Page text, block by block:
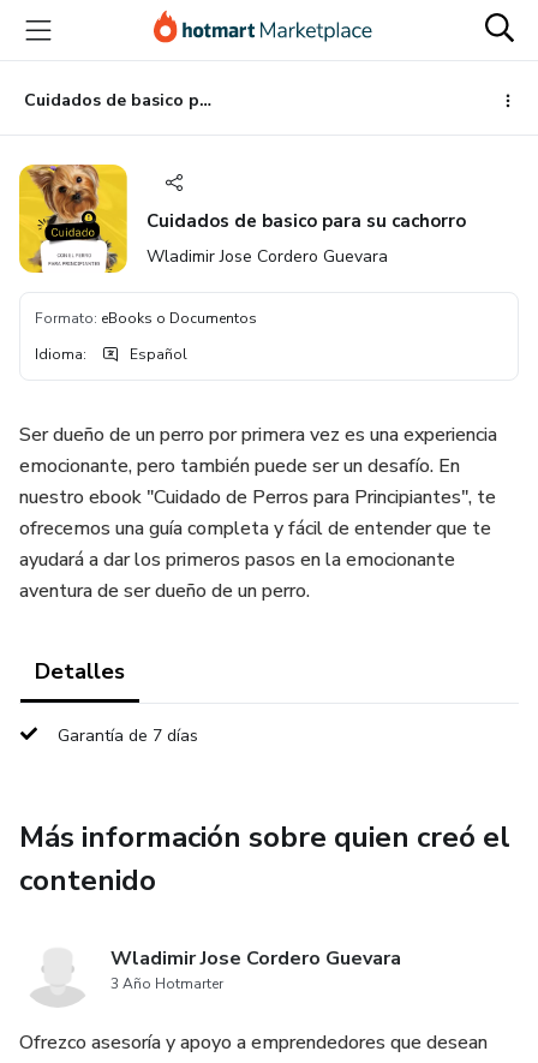
principal
página
de
página
Cuidados de basico para su cachorro
Cuidados de basico para su cachorro
Wladimir Jose Cordero Guevara
Formato: eBooks o Documentos
Idioma: Español
Ser dueño de un perro por primera vez es una experiencia
emocionante, pero también puede ser un desafío. En
nuestro ebook "Cuidado de Perros para Principiantes", te
ofrecemos una guía completa y fácil de entender que te
ayudará a dar los primeros pasos en la emocionante
aventura de ser dueño de un perro.
Detalles
Garantía de 7 días
Más información sobre quien creó el
contenido
Wladimir Jose Cordero Guevara
3 Año Hotmarter
Ofrezco asesoría y apoyo a emprendedores que desean